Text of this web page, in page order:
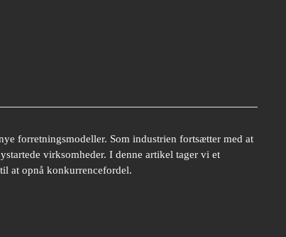
forretningsmodeller. Som industrien fortsætter med at
virksomheder. I denne artikel tager vi et
at opnå konkurrencefordel.